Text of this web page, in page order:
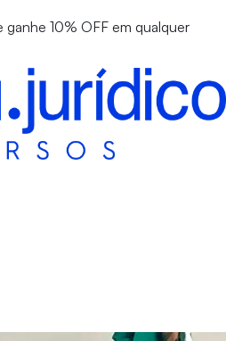
ganhe 10% OFF em qualquer